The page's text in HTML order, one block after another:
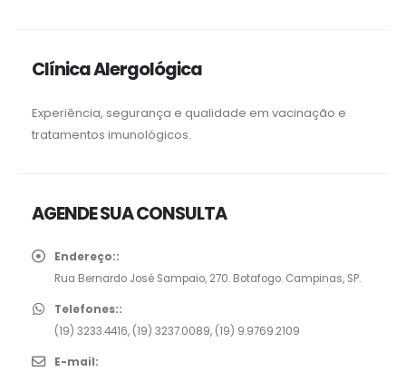
Clínica Alergológica
Experiência, segurança e qualidade em vacinação e
tratamentos imunológicos.
AGENDE SUA CONSULTA
Endereço::
Rua Bernardo José Sampaio, 270. Botafogo. Campinas, SP.
Telefones::
(19) 3233.4416, (19) 3237.0089, (19) 9.9769.2109
E-mail: